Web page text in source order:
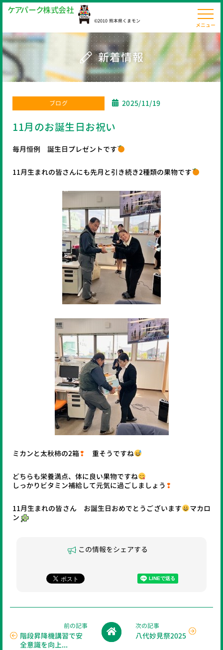
ケアパーク株式会社
©2010 熊本県くまモン
新着情報
ブログ 2025/11/19
11月のお誕生日お祝い
毎月恒例 誕生日プレゼントです
11月生まれの皆さんにも先月と引き続き2種類の果物です
ミカンと太秋柿の2箱❢ 重そうですね
どちらも栄養満点、体に良い果物ですね
しっかりビタミン補給して元気に過ごしましょう ❢
11月生まれの皆さん お誕生日おめでとうございます
マカロ
ン
この情報をシェアする
前の記事
階段昇降機講習で安
全意識を向上...
次の記事
八代妙見祭2025
メニュー